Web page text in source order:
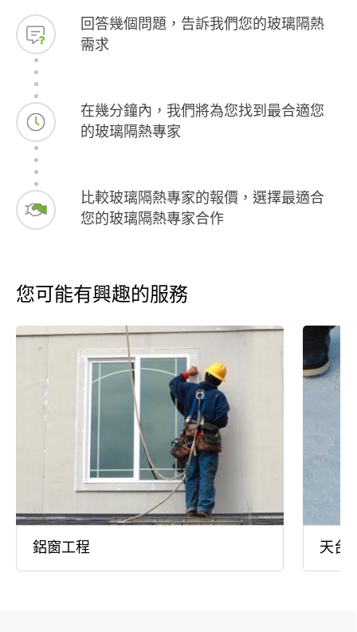
回答幾個問題，告訴我們您的玻璃隔熱
需求
在幾分鐘內，我們將為您找到最合適您
的玻璃隔熱專家
比較玻璃隔熱專家的報價，選擇最適合
您的玻璃隔熱專家合作
您可能有興趣的服務
鋁窗工程 天台